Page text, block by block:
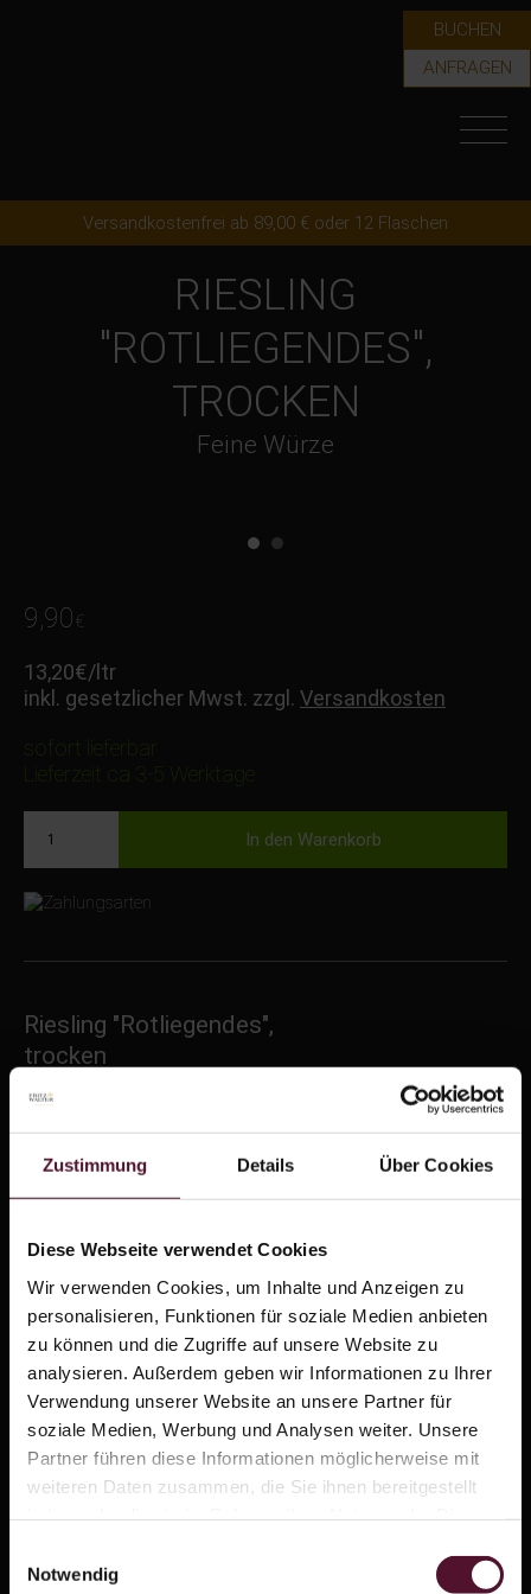
Zustimmung Details Über Cookies
Diese Webseite verwendet Cookies
Wir verwenden Cookies, um Inhalte und Anzeigen zu
personalisieren, Funktionen für soziale Medien anbieten
zu können und die Zugriffe auf unsere Website zu
analysieren. Außerdem geben wir Informationen zu Ihrer
Verwendung unserer Website an unsere Partner für
soziale Medien, Werbung und Analysen weiter. Unsere
Partner führen diese Informationen möglicherweise mit
weiteren Daten zusammen, die Sie ihnen bereitgestellt
Notwendig
BUCHEN
ANFRAGEN
Versandkostenfrei ab 89,00 € oder 12 Flaschen
RIESLING
"ROTLIEGENDES",
TROCKEN
Feine Würze
Riesling "Rotliegendes",
trocken
Jahrgang: 2023
Inhalt: 0,75 Ltr
Alkoholgehalt:
Säure: 8,0 g/l
Restzucker:
Trinktemperatur:
Allergene: enthält Sulfite
9,90 €
13,20€/ltr
inkl. gesetzlicher Mwst. zzgl. Versandkosten
sofort lieferbar
Lieferzeit ca 3-5 Werktage
Dieser Wein wird aus Trauben von Weinbergen mit besonderem